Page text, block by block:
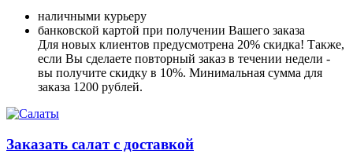
наличными курьеру
банковской картой при получении Вашего заказа
Для новых клиентов предусмотрена 20% скидка! Также,
если Вы сделаете повторный заказ в течении недели -
вы получите скидку в 10%. Минимальная сумма для
заказа 1200 рублей.
Заказать салат с доставкой